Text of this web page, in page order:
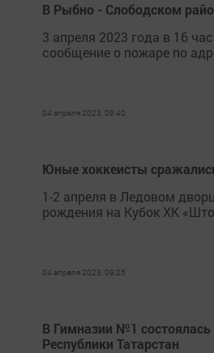
В Рыбно - Слободском
3 апреля 2023 года в 16
сообщение о пожаре по
04 апреля 2023, 09:40
Юные хоккеисты
1-2 апреля в Ледовом
рождения на Кубок ХК
04 апреля 2023, 09:25
В Гимназии №1
Республики Татар­стан